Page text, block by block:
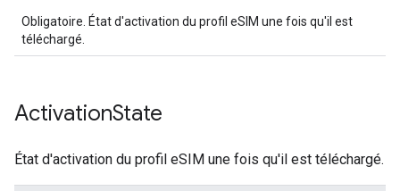
Obligatoire. État d'activation du profil eSIM une fois qu'il est
téléchargé.
ActivationState
État d'activation du profil eSIM une fois qu'il est téléchargé.